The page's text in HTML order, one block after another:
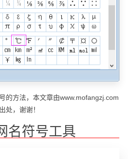
的方法，本文章由www.mofangzj.com
处，谢谢！
名符号工具